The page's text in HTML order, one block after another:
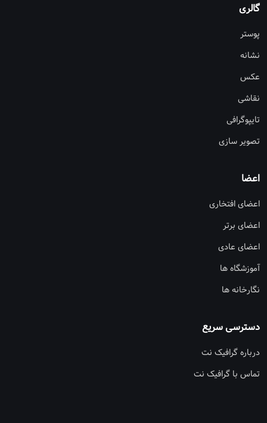
گالری
پوستر
نشانه
عکس
نقاشی
تایپوگرافی
تصویر سازی
اعضا
اعضای افتخاری
اعضای برتر
اعضای عادی
آموزشگاه ها
نگارخانه ها
دسترسی سریع
درباره گرافیک نت
تماس با گرافیک نت